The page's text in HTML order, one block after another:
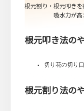
根元割り・根元叩きを
吸水力が高
根元叩き法の
切り花の切り
根元割り法の